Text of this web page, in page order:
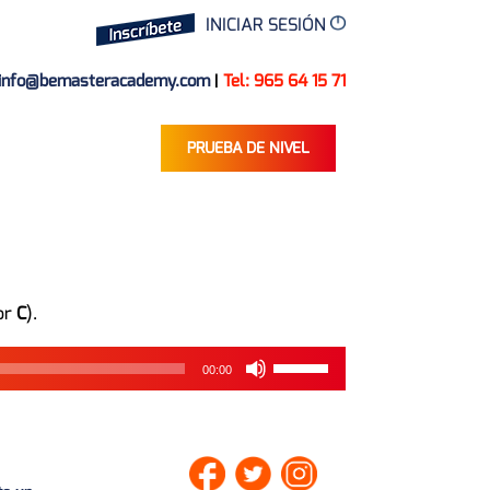
INICIAR SESIÓN
| Tel: 965 64 15 71
PRUEBA DE NIVEL
C).
00:00
las
teclas
arriba/abajo
para